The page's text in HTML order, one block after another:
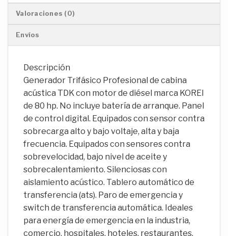
Valoraciones (0)
Envíos
Descripción
Generador Trifásico Profesional de cabina
acústica TDK con motor de diésel marca KOREI
de 80 hp. No incluye batería de arranque. Panel
de control digital. Equipados con sensor contra
sobrecarga alto y bajo voltaje, alta y baja
frecuencia. Equipados con sensores contra
sobrevelocidad, bajo nivel de aceite y
sobrecalentamiento. Silenciosas con
aislamiento acústico. Tablero automático de
transferencia (ats). Paro de emergencia y
switch de transferencia automática. Ideales
para energía de emergencia en la industria,
comercio, hospitales, hoteles, restaurantes,